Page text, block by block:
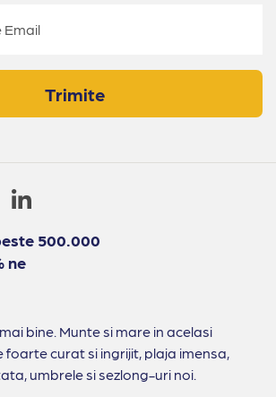
Trimite
500.000
ne
bine. Munte si mare in acelasi
foarte curat si ingrijit, plaja imensa,
umbrele si sezlong-uri noi.